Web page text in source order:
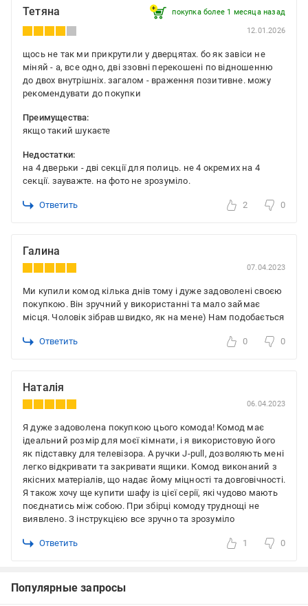
Тетяна покупка более 1 месяца назад
12.01.2026
щось не так ми прикрутили у дверцятах. бо як завіси не
міняй - а, все одно, дві ззовні перекошені по відношенню
до двох внутрішніх. загалом - враження позитивне. можу
рекомендувати до покупки
Преимущества:
якщо такий шукаєте
Недостатки:
на 4 дверьки - дві секції для полиць. не 4 окремих на 4
секції. зауважте. на фото не зрозуміло.
Ответить 2 0
Галина
07.04.2023
Ми купили комод кілька днів тому і дуже задоволені своєю
покупкою. Він зручний у використанні та мало займає
місця. Чоловік зібрав швидко, як на мене) Нам подобається
Ответить 0 0
Наталія
06.04.2023
Я дуже задоволена покупкою цього комода! Комод має
ідеальний розмір для моєї кімнати, і я використовую його
як підставку для телевізора. А ручки J-pull, дозволяють мені
легко відкривати та закривати ящики. Комод виконаний з
якісних матеріалів, що надає йому міцності та довговічності.
Я також хочу ще купити шафу із цієї серії, які чудово мають
поєднатись між собою. При збірці комоду труднощі не
виявлено. З інструкцією все зручно та зрозуміло
Ответить 1 0
Популярные запросы